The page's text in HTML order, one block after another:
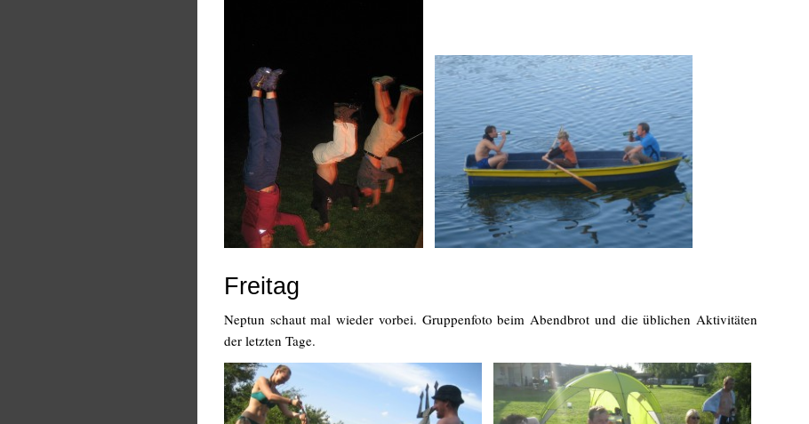
Freitag
Neptun schaut mal wieder vorbei. Gruppenfoto beim Abendbrot und die üblichen Aktivitäten
der letzten Tage.